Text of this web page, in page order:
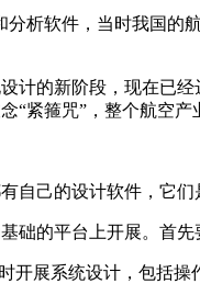
析软件，当时我国
计的新阶段，现在已
“紧箍咒”，整个航空产
自己的设计软件，它们
础的平台上开展。首
开展系统设计，包括